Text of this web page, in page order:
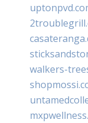
walkers-